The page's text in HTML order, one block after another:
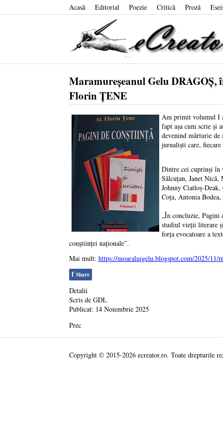
Acasă Editorial Poezie Critică Proză
Maramureșeanul Gelu
Florin ȚENE
Am primit volumul I
fapt așa cum scrie și
devenind mărturie de
jurnaliști care,
Dintre cei cuprinși în
Sălcuțan, Janet
Johnny Ciatloș-
Coța, Antonia
„În concluzie, Pagini
studiul vieții literare
forța evocatoare a
conștiinței naționale”.
Mai mult: https://moaraluigelu.blogspot.com/2025/11/
f Share
Detalii
Scris de GDL
Publicat: 14 Noiembrie 2025
Prec
Copyright © 2015-2026 ecreator.ro. Toate drepturile